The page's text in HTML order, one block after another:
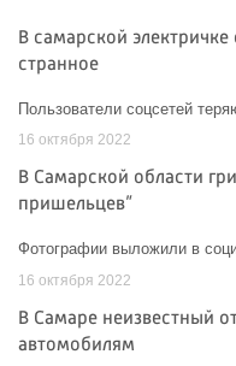
В самарской
странное
Пользователи соцсетей
16 октября 2022
В Самарской области
пришельцев”
Фотографии выложили в
16 октября 2022
В Самаре неизвестный
автомобилям